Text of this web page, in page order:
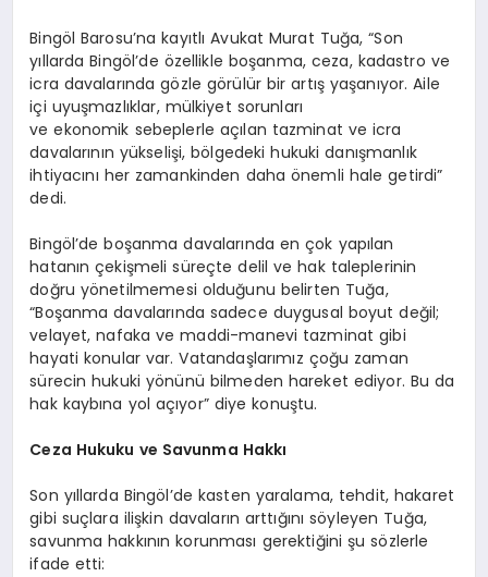
Bingöl Barosu’na kayıtlı Avukat Murat Tuğa, “Son
yıllarda Bingöl’de özellikle boşanma, ceza, kadastro ve
icra davalarında gözle görülür bir artış yaşanıyor. Aile
içi uyuşmazlıklar, mülkiyet sorunları
ve ekonomik sebeplerle açılan tazminat ve icra
davalarının yükselişi, bölgedeki hukuki danışmanlık
ihtiyacını her zamankinden daha önemli hale getirdi”
dedi.
Bingöl’de boşanma davalarında en çok yapılan
hatanın çekişmeli süreçte delil ve hak taleplerinin
doğru yönetilmemesi olduğunu belirten Tuğa,
“Boşanma davalarında sadece duygusal boyut değil;
velayet, nafaka ve maddi-manevi tazminat gibi
hayati konular var. Vatandaşlarımız çoğu zaman
sürecin hukuki yönünü bilmeden hareket ediyor. Bu da
hak kaybına yol açıyor” diye konuştu.
Ceza Hukuku ve Savunma Hakkı
Son yıllarda Bingöl’de kasten yaralama, tehdit, hakaret
gibi suçlara ilişkin davaların arttığını söyleyen Tuğa,
savunma hakkının korunması gerektiğini şu sözlerle
ifade etti: